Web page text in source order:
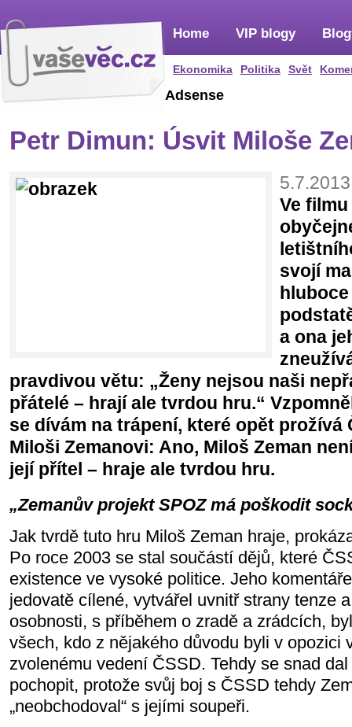
Home
Ekonomika Politika Svět
VIP blogy
Adsense
Petr Dimun: Úsvit Miloše
Ve
svojí
a ona
pravdivou větu: „Ženy nejsou naši
přátelé – hrají ale tvrdou hru.“
se dívám na trápení, které opět prožívá
Miloši Zemanovi: Ano, Miloš Zeman
její přítel – hraje ale tvrdou hru.
„Zemanův projekt SPOZ má poškodit
Jak tvrdě tuto hru Miloš Zeman hraje,
Po roce 2003 se stal součástí dějů, které
existence ve vysoké politice. Jeho
jedovatě cílené, vytvářel uvnitř strany tenze
osobnosti, s příběhem o zradě a zrádcích,
všech, kdo z nějakého důvodu byli v opozici
zvolenému vedení ČSSD. Tehdy se snad
pochopit, protože svůj boj s ČSSD tehdy
„neobchodoval“ s jejími soupeři.